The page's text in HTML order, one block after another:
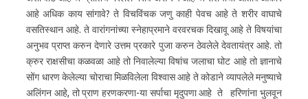
आहे अधिक काय सांगावे? ते विचविंचक जणु काही पेवच आहे ते शरीर वाघाचे
वसतिस्थान आहे. ते वारांगनांच्या स्नेहाप्रमाने वरवरचक दिखावू आहे ते विषयांचा
अनुभव प्राप्त करुन देणारे उत्तम प्रकारे पुजा करुन ठेवलेले देवतायंत्र आहे. तो
क्रुर राक्षसीचा कळवळा आहे तो निवालेल्या विषांच जलाचा घोट आहे तो ज्ञानाचे
सोंग धारण केलेल्या चोराचा मिळविलेला विश्वास आहे ते कोडाने व्यापलेले मनुष्याचे
अलिंगन आहे, तो प्राण हरणकरणा-या सर्पाचा मृदुपणा आहे ते हरिणांना भुलवून